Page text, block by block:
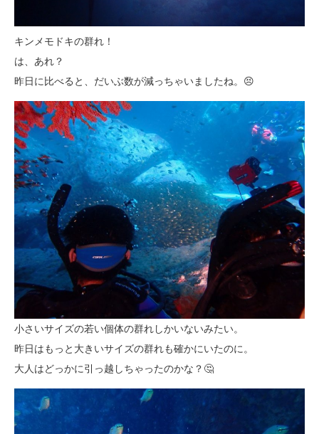
キンメモドキの群れ！
は、あれ？
昨日に比べると、だいぶ数が減っちゃいましたね。😣
小さいサイズの若い個体の群れしかいないみたい。
昨日はもっと大きいサイズの群れも確かにいたのに。
大人はどっかに引っ越しちゃったのかな？🤔